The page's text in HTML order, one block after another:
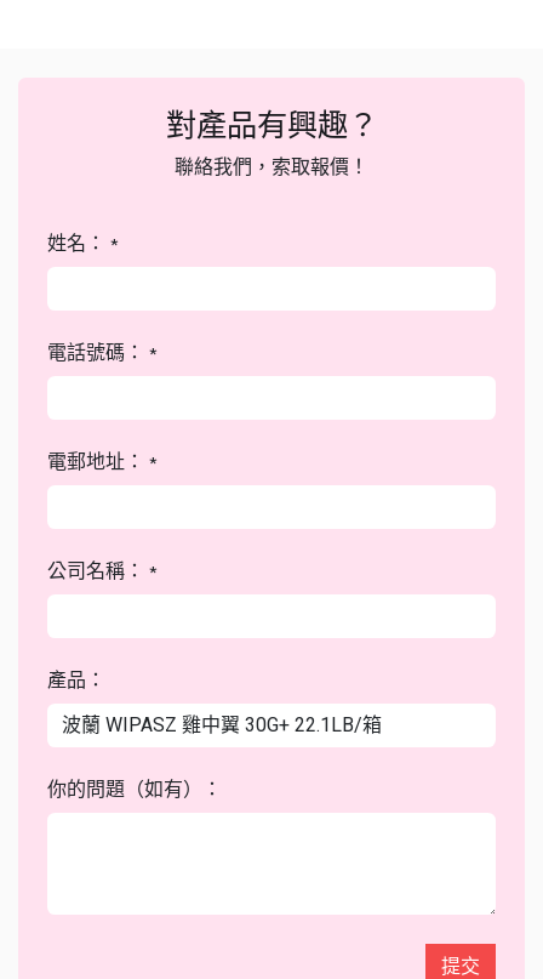
對產品有興趣？
聯絡我們，索取報價！
姓名： *
電話號碼： *
電郵地址： *
公司名稱： *
產品：
你的問題（如有）：
提交